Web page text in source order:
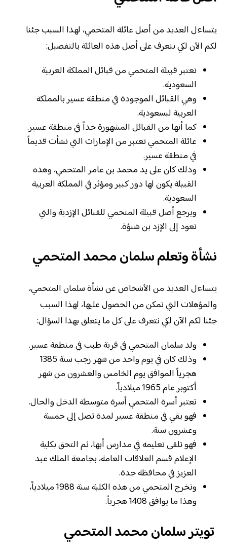
يتساءل العديد من أصل عائلة المتحمي، لهذا السبب جئنا
لكم الآن لكي نتعرف على أصل هذه العائلة بالتفصيل:
تعتبر قبيلة المتحمي من قبائل المملكة العربية
السعودية.
وهي القبائل الموجودة في منطقة عسير بالمملكة
العربية لبسعودية.
كما أنها من القبائل المشهورة جداً في منطقة عسير.
عائلة المتحمي تعتبر من الإمارات التي نشأت قديماً
في منطقة عسير.
وذلك كان على يد محمد بن عامر المتحمي، وهذه
القبيلة يكون لها دور كبير ومؤثر في المملكة العربية
السعودية.
ويرجع أصل قبيلة المتحمي للقبائل الإزدية والتي
تعود إلى الإزد بن شنؤة.
نشأة وتعلم سلمان محمد المتحمي
يتساءل العديد من الأشخاص عن نشأة سلمان المتحمي،
والمؤهلات التي تمكن من الحصول عليها، لهذا السبب
جئنا لكم الآن لكي نتعرف على كل ما يتعلق بهذا السؤال:
ولد سلمان المتحمي في قرية طبب في منطقة عسير.
وذلك كان في يوم واحد من شهر رجب سنة 1385
هجرياً الموافق يوم الخامس والعشرون من شهر
أكتوبر عام 1965 ميلادياً.
تعتبر أسرة المتحمي أسرة متوسطة الدخل والحال.
فهو بقي في منطقة عسير لمدة تصل إلى خمسة
وعشرون سنة.
فهو تلقى تعليمه في مدارس أبها، ثم التحق بكلية
الإعلام قسم العلاقات العامة، بجامعة الملك عبد
العزيز في محافظة جدة.
وتخرج المتحمي من هذه الكلية سنة 1988 ميلادياً،
وهذا ما يوافق 1408 هجرياً.
تويتر سلمان محمد المتحمي